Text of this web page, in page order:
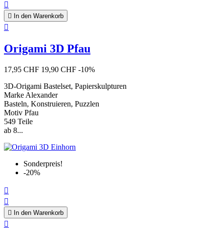

 In den Warenkorb

Origami 3D Pfau
17,95 CHF 19,90 CHF -10%
3D-Origami Bastelset, Papierskulpturen
Marke Alexander
Basteln, Konstruieren, Puzzlen
Motiv Pfau
549 Teile
ab 8...
Sonderpreis!
-20%


 In den Warenkorb
